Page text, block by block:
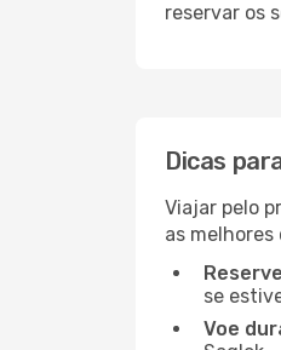
reservar os
Dicas
Viajar pelo
as
se
Voe